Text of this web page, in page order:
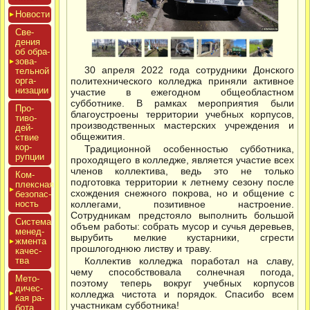
Новос­ти
Све­
дения
об об­ра­
зова­
тель­ной
ор­га­
низа­ции
Про­
тиво­
дей­
ствие
кор­
рупции
Ком­
плексная
бе­зопас­
ность
Сис­те­ма
ме­нед­
жмен­та
ка­чес­
тва
Мето­
дичес­
кая ра­
бота
30 апреля 2022 года сотрудники Донского
политехнического колледжа приняли активное
участие в ежегодном общеобластном
субботнике. В рамках мероприятия были
благоустроены территории учебных корпусов,
производственных мастерских учреждения и
общежития.
Традиционной особенностью субботника,
проходящего в колледже, является участие всех
членов коллектива, ведь это не только
подготовка территории к летнему сезону после
схождения снежного покрова, но и общение с
коллегами, позитивное настроение.
Сотрудникам предстояло выполнить большой
объем работы: собрать мусор и сучья деревьев,
вырубить мелкие кустарники, сгрести
прошлогоднюю листву и траву.
Коллектив колледжа поработал на славу,
чему способствовала солнечная погода,
поэтому теперь вокруг учебных корпусов
колледжа чистота и порядок. Спасибо всем
участникам субботника!